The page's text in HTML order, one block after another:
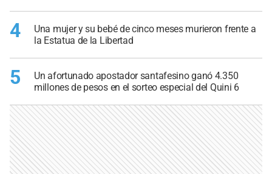
4
Una mujer y su bebé de cinco meses murieron frente a
la Estatua de la Libertad
5
Un afortunado apostador santafesino ganó 4.350
millones de pesos en el sorteo especial del Quini 6